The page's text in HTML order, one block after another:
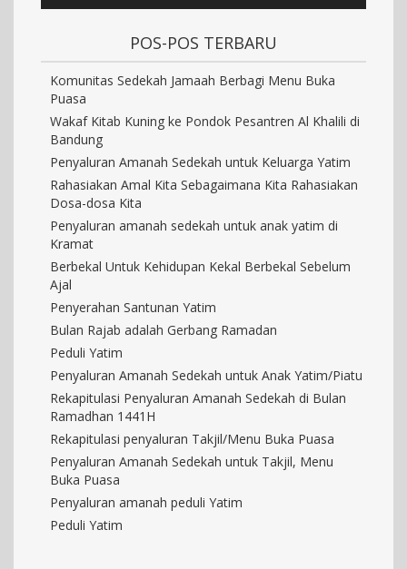
POS-POS TERBARU
Komunitas Sedekah Jamaah Berbagi Menu Buka
Puasa
Wakaf Kitab Kuning ke Pondok Pesantren Al Khalili di
Bandung
Penyaluran Amanah Sedekah untuk Keluarga Yatim
Rahasiakan Amal Kita Sebagaimana Kita Rahasiakan
Dosa-dosa Kita
Penyaluran amanah sedekah untuk anak yatim di
Kramat
Berbekal Untuk Kehidupan Kekal Berbekal Sebelum
Ajal
Penyerahan Santunan Yatim
Bulan Rajab adalah Gerbang Ramadan
Peduli Yatim
Penyaluran Amanah Sedekah untuk Anak Yatim/Piatu
Rekapitulasi Penyaluran Amanah Sedekah di Bulan
Ramadhan 1441H
Rekapitulasi penyaluran Takjil/Menu Buka Puasa
Penyaluran Amanah Sedekah untuk Takjil, Menu
Buka Puasa
Penyaluran amanah peduli Yatim
Peduli Yatim